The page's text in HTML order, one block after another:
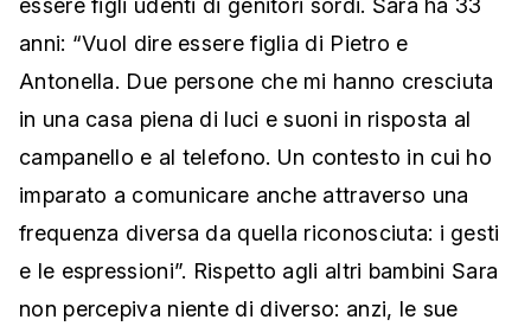
essere figli udenti di genitori sordi. Sara ha 33
anni: “Vuol dire essere figlia di Pietro e
Antonella. Due persone che mi hanno cresciuta
in una casa piena di luci e suoni in risposta al
campanello e al telefono. Un contesto in cui ho
imparato a comunicare anche attraverso una
frequenza diversa da quella riconosciuta: i gesti
e le espressioni”. Rispetto agli altri bambini Sara
non percepiva niente di diverso: anzi, le sue